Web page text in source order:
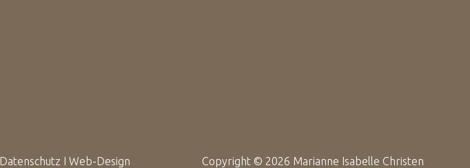
Datenschutz IWeb-Design Copyright © 2026 Marianne Isabelle Christen